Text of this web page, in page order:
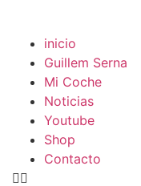
inicio
Guillem Serna
Mi Coche
Noticias
Youtube
Shop
Contacto